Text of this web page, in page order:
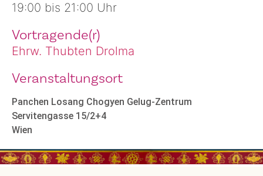
19:00 bis 21:00 Uhr
Vortragende(r)
Ehrw. Thubten Drolma
Veranstaltungsort
Panchen Losang Chogyen Gelug-Zentrum
Servitengasse 15/2+4
Wien